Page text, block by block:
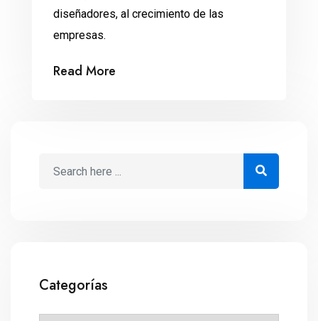
diseñadores, al crecimiento de las
empresas.
Read More
Categorías